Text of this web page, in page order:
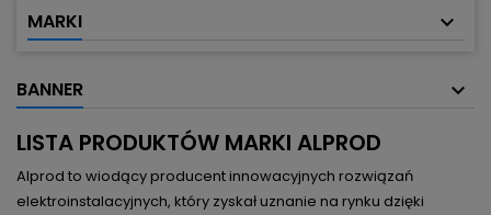
MARKI
BANNER
LISTA PRODUKTÓW MARKI ALPROD
Alprod to wiodący producent innowacyjnych rozwiązań
elektroinstalacyjnych, który zyskał uznanie na rynku dzięki